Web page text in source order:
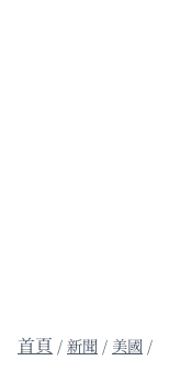
/新聞 / 美國 /